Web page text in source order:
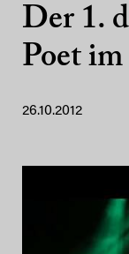
Der 1.
Poet
26.10.2012